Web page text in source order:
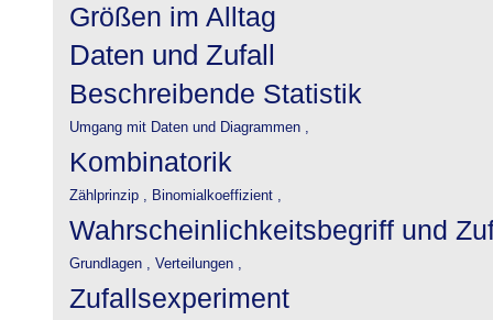
Größen im Alltag
Daten und Zufall
Beschreibende Statistik
Umgang mit Daten und Diagrammen ,
Kombinatorik
Zählprinzip , Binomialkoeffizient ,
Wahrscheinlichkeitsbegriff und
Grundlagen , Verteilungen ,
Zufallsexperiment